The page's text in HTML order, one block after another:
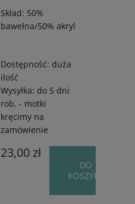
Skład: 50%
bawełna/50% akryl
Dostępność: duża
ilość
Wysyłka: do 5 dni
rob. - motki
kręcimy na
zamówienie
23,00 zł
DO
KOSZYKA